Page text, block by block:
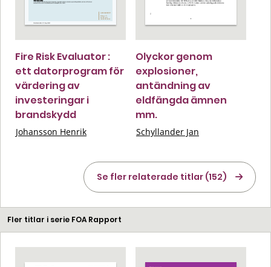
Fire Risk Evaluator :
ett datorprogram för
värdering av
investeringar i
brandskydd
Johansson Henrik
Olyckor genom
explosioner,
antändning av
eldfängda ämnen
mm.
Schyllander Jan
Se fler relaterade titlar (152)
Fler titlar i serie FOA Rapport